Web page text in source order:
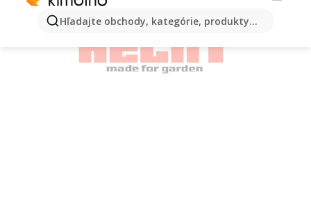
Hľadajte obchody, kategórie, produkty...